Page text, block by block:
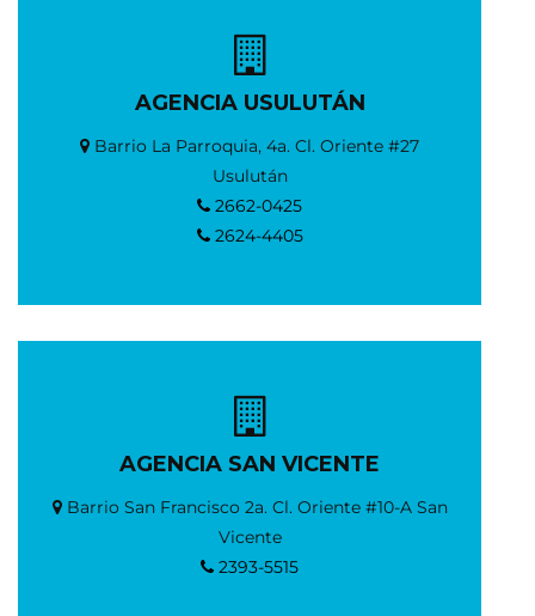
AGENCIA USULUTÁN
Barrio La Parroquia, 4a. Cl. Oriente #27
Usulután
2662-0425
2624-4405
AGENCIA SAN VICENTE
Barrio San Francisco 2a. Cl. Oriente #10-A San
Vicente
2393-5515